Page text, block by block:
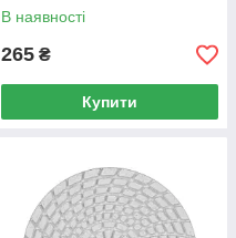
В наявності
265 ₴
Купити